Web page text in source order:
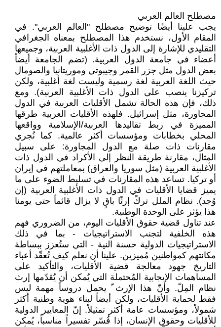
مصطلح العالم العربي
يجب علينا أيضًا توضيح مصطلح "العالم العربي". في
المقام الأول، نستخدم هذا المصطلح بمعناه الجغرافي
التقليدي للإشارة إلى الدول ذات الأغلبية العربية، وجميعها
أعضاء في جامعة الدول العربية. (تضم الجامعة أيضاً
بعض الدول مثل جزر القمر وجيبوتي وموريتانيا والصومال
حيث اللغة العربية لغة رسمية وليست لغة أغلبية، ولكن
تركيزنا ينصب على الدول ذات الأغلبية العربية). ومع
ذلك، فإن هذه الحالة تشمل الأقليات العربية في الدول
المجاورة، مثل إسرائيل. فلهذه الأقليات العربية طرقها
المميزة في ربط تقاليدها العربية/الإسلامية وواقعها
المحلي بخطابات ومؤسسات أكثر عالمية. كما نُجري
مقارنات ذات صلة مع الدول المجاورة: على سبيل
المثال، مقارنة طريقة النظر إلى الأكراد في الدول ذات
الأغلبية العربية (مثل سوريا والعراق) بمعاملتهم في إيران
أو تركيا. تساعد هذه المقارنات في تسليط الضوء على ما
يميز قضايا الأقليات في الدول ذات الأغلبية العربية (إن
وُجد). نظام الملل تركً إرثًا باقٍ لا يزال قائماً حتى يومنا
هذا يؤثر على الوحدة الوطنية.
عند تناول قضية حقوق الأقليات اليوم، من الضروري فهم
هذه الخلفية لتجنب الاستراتيجيات - بما في ذلك
الاستراتيجيات الدولية حسنة النية - التي ستُعزز ببساطة
مكانتهم كمواطنين مُميزين. علينا أن نعلم كيف تُعقّد أعباء
التاريخ جهود معالجة قضية الأقليات، والتأكيد على
المساهمات الإيجابية المُحتملة التي يُمكن أن يُقدّمها إرث
نظام المِلّ. وأنّ هذا الإرث ّ يحمل دروساً مهمة ليس
فقط لحماية الأقليات، ولكن أيضاً لبناء هوية وطنية أكثر
شمولاً، ومؤسسات عامة أكثر تمثيلاً. إنّ المعايير الدولية
للأقليات وحقوق الإنسان، إذا فُسّر تفسيراً مناسباً، يُمكن